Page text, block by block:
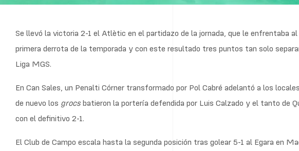
Se llevó la victoria 2-1 el Atlètic en el partidazo de la jornada, que le enfrentaba
primera derrota de la temporada y con este resultado tres puntos tan solo
Liga MGS.
En Can Sales, un Penalti Córner transformado por Pol Cabré adelantó a los
de nuevo los grocsbatieron la portería defendida por Luis Calzado y el tanto de
con el definitivo 2-1.
El Club de Campo escala hasta la segunda posición tras golear 5-1 al Egara en